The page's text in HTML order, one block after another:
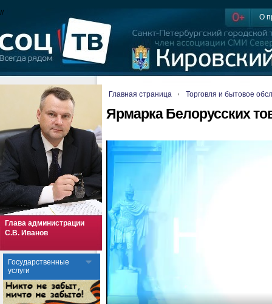
О
//
Глава администрации
С.В. Иванов
Государственные
услуги
Главная страница Торговля и бытовое
Ярмарка Белорусских